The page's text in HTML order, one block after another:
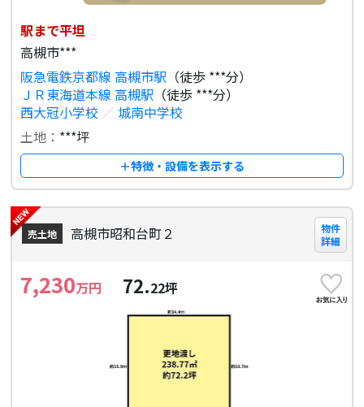
駅まで平坦
高槻市***
阪急電鉄京都線 高槻市駅 （徒歩 ***分）
ＪＲ東海道本線 高槻駅 （徒歩 ***分）
西大冠小学校 ／ 城南中学校
土地： ***坪
＋特徴・設備を表示する
売土地 高槻市昭和台町２
物件
詳細
7,230万円 72.22坪